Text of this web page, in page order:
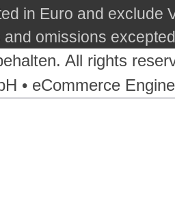
in Euro and exclude
and omissions
All rights
• eCommerce